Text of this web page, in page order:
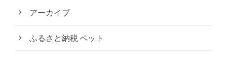
アーカイブ
ふるさと納税 ペット